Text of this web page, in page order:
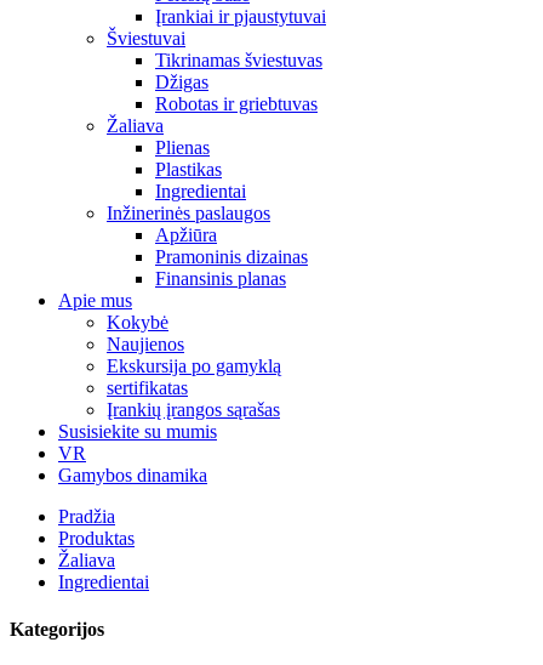
Įrankiai ir pjaustytuvai
Šviestuvai
Tikrinamas šviestuvas
Džigas
Robotas ir griebtuvas
Žaliava
Plienas
Plastikas
Ingredientai
Inžinerinės paslaugos
Apžiūra
Pramoninis dizainas
Finansinis planas
Apie mus
Kokybė
Naujienos
Ekskursija po gamyklą
sertifikatas
Įrankių įrangos sąrašas
Susisiekite su mumis
VR
Gamybos dinamika
Pradžia
Produktas
Žaliava
Ingredientai
Kategorijos